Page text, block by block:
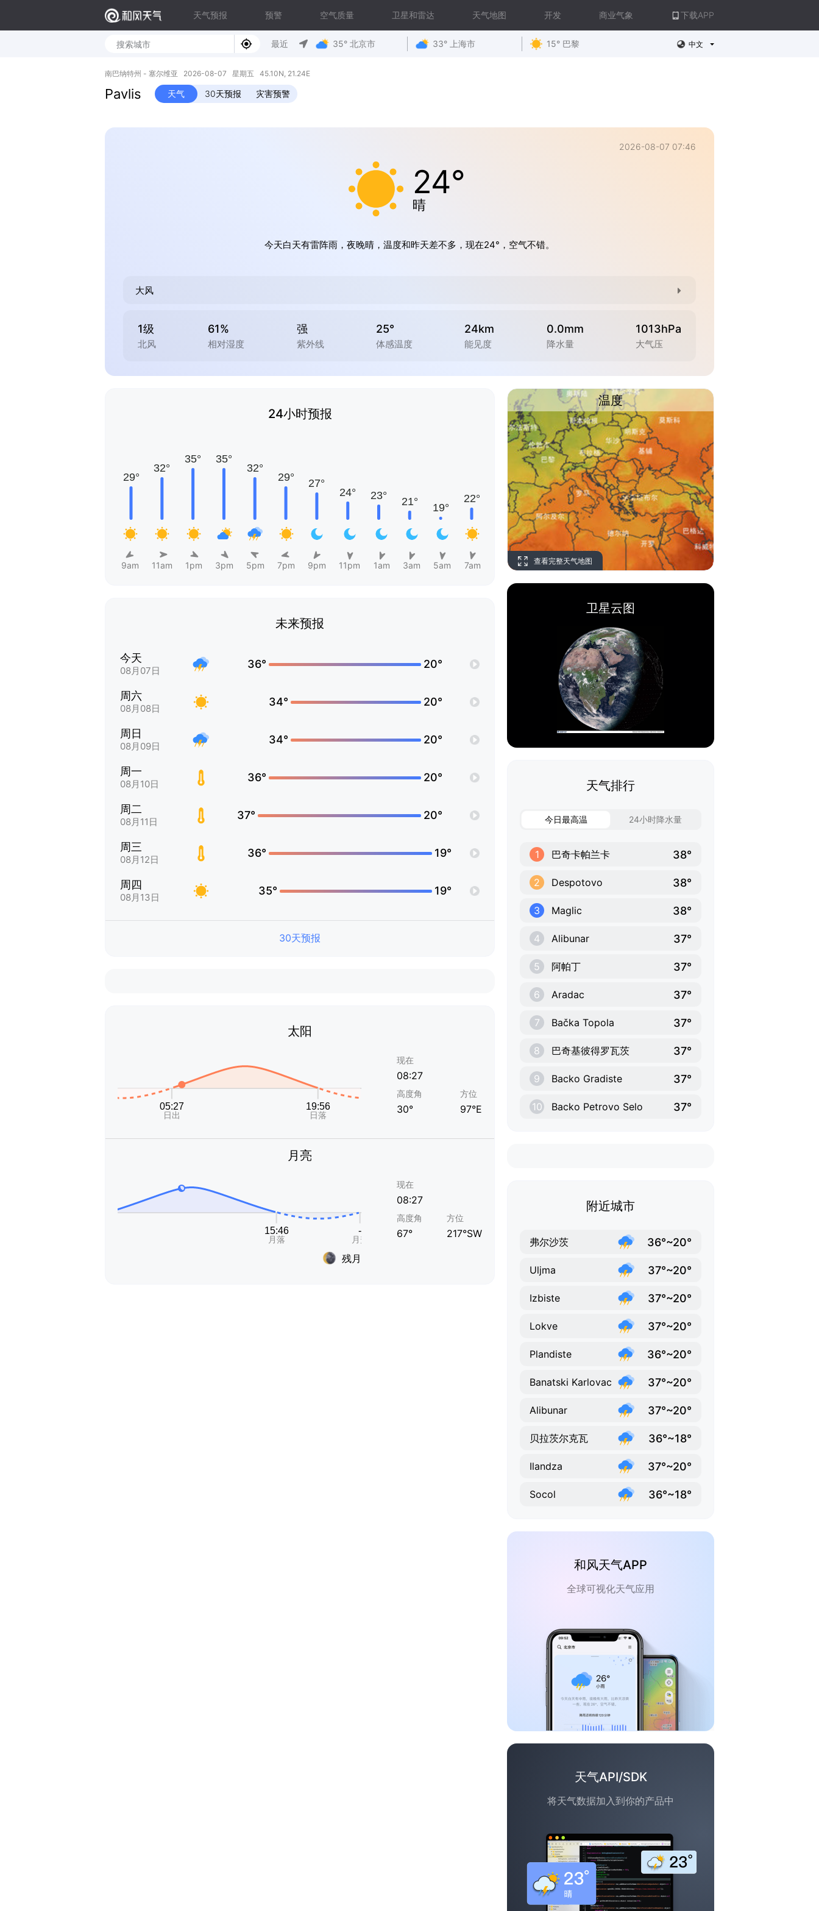
天气预报 预警 空气质量 卫星和雷达 天气地图 开发 商业气象 下载APP
最近 35° 北京市 33° 上海市 15° 巴黎 中文
南巴纳特州 - 塞尔维亚 2026-08-07 星期五 45.10N, 21.24E
Pavlis 天气 30天预报 灾害预警
2026-08-07 07:46
24°
晴
今天白天有雷阵雨，夜晚晴，温度和昨天差不多，现在24°，空气不错。
大风
1级
北风
61%
相对湿度
强
紫外线
25°
体感温度
24km
能见度
0.0mm
降水量
1013hPa
大气压
24小时预报
9am 11am 1pm 3pm 5pm 7pm 9pm 11pm 1am 3am 5am 7am
未来预报
今天
08月07日
36° 20°
周六
08月08日
34° 20°
周日
08月09日
34° 20°
周一
08月10日
36° 20°
周二
08月11日
37° 20°
周三
08月12日
36° 19°
周四
08月13日
35° 19°
30天预报
太阳
现在
08:27
高度角
30°
方位
97°E
月亮
残月
现在
08:27
高度角
67°
方位
217°SW
温度
查看完整天气地图
卫星云图
天气排行
今日最高温 24小时降水量
1 巴奇卡帕兰卡 38°
2 Despotovo 38°
3 Maglic 38°
4 Alibunar 37°
5 阿帕丁 37°
6 Aradac 37°
7 Bačka Topola 37°
8 巴奇基彼得罗瓦茨 37°
9 Backo Gradiste 37°
10 Backo Petrovo Selo 37°
附近城市
弗尔沙茨 36°~20°
Uljma 37°~20°
Izbiste 37°~20°
Lokve 37°~20°
Plandiste 36°~20°
Banatski Karlovac 37°~20°
Alibunar 37°~20°
贝拉茨尔克瓦 36°~18°
Ilandza 37°~20°
Socol 36°~18°
和风天气APP
全球可视化天气应用
天气API/SDK
将天气数据加入到你的产品中